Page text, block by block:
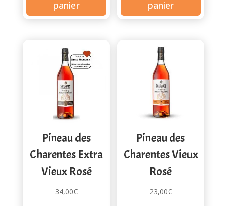
panier
panier
Pineau des
Charentes Extra
Vieux Rosé
34,00€
Pineau des
Charentes Vieux
Rosé
23,00€